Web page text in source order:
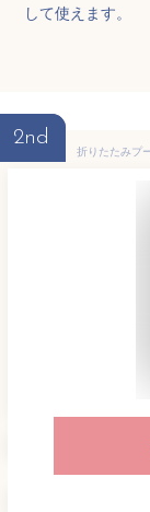
して使えます。
2nd